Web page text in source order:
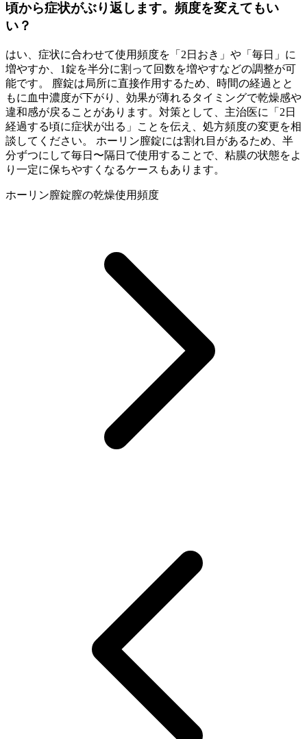
頃から症状がぶり返します。頻度を変えてもい
い？
はい、症状に合わせて使用頻度を「2日おき」や「毎日」に
増やすか、1錠を半分に割って回数を増やすなどの調整が可
能です。 膣錠は局所に直接作用するため、時間の経過とと
もに血中濃度が下がり、効果が薄れるタイミングで乾燥感や
違和感が戻ることがあります。対策として、主治医に「2日
経過する頃に症状が出る」ことを伝え、処方頻度の変更を相
談してください。 ホーリン膣錠には割れ目があるため、半
分ずつにして毎日〜隔日で使用することで、粘膜の状態をよ
り一定に保ちやすくなるケースもあります。
ホーリン膣錠膣の乾燥使用頻度